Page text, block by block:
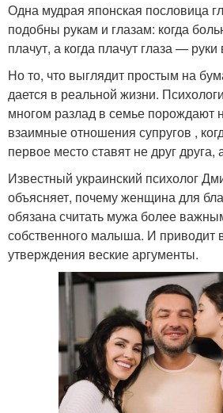
Одна мудрая японская пословица
подобны рукам и глазам: когда
плачут, а когда плачут глаза —
Но то, что выглядит простым на
дается в реальной жизни.
многом разлад в семье порождают
взаимные отношения супругов ,
первое место ставят не друг друга,
Известный украинский психолог
объясняет, почему женщина для
обязана считать мужа более
собственного малыша. И приводит
утверждения веские аргументы.